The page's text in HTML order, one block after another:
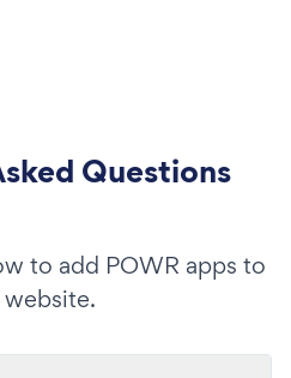
Questions
to add POWR apps to